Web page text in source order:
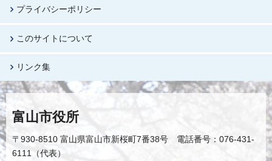
プライバシーポリシー
このサイトについて
リンク集
富山市役所
〒930-8510 富山県富山市新桜町7番38号 電話番号：076-431-
6111（代表）